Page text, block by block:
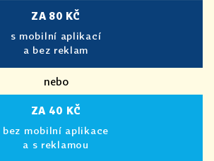
ZA 80 KČ
s mobilní aplikací
a bez reklam
nebo
ZA 40 KČ
bez mobilní aplikace
a s reklamou